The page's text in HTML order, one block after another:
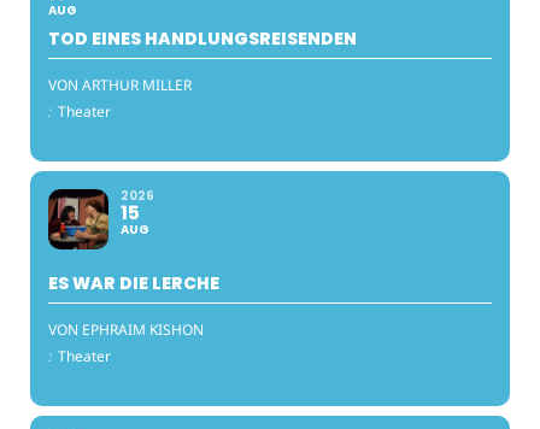
AUG
TOD EINES HANDLUNGSREISENDEN
VON ARTHUR MILLER
: Theater
2026
15
AUG
ES WAR DIE LERCHE
VON EPHRAIM KISHON
: Theater